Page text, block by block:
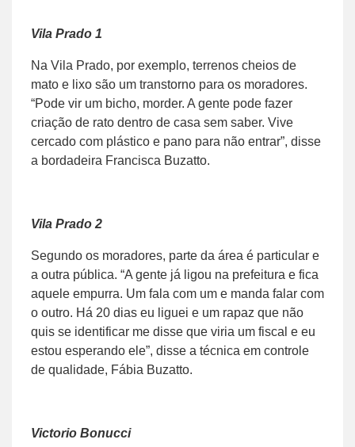
Vila Prado 1
Na Vila Prado, por exemplo, terrenos cheios de
mato e lixo são um transtorno para os moradores.
“Pode vir um bicho, morder. A gente pode fazer
criação de rato dentro de casa sem saber. Vive
cercado com plástico e pano para não entrar”, disse
a bordadeira Francisca Buzatto.
Vila Prado 2
Segundo os moradores, parte da área é particular e
a outra pública. “A gente já ligou na prefeitura e fica
aquele empurra. Um fala com um e manda falar com
o outro. Há 20 dias eu liguei e um rapaz que não
quis se identificar me disse que viria um fiscal e eu
estou esperando ele”, disse a técnica em controle
de qualidade, Fábia Buzatto.
Victorio Bonucci